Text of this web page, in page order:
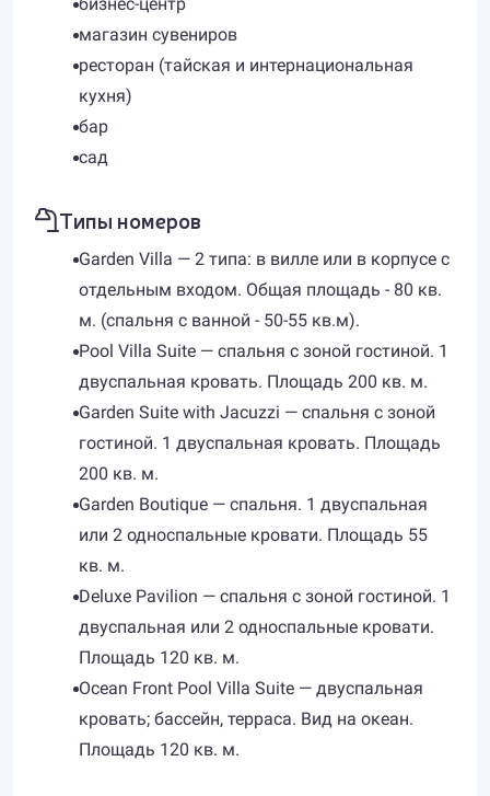
магазин сувениров
ресторан (тайская и интернациональная
кухня)
бар
сад
Типы номеров
Garden Villa — 2 типа: в вилле или в корпусе с
отдельным входом. Общая площадь - 80 кв.
м. (спальня с ванной - 50-55 кв.м).
Pool Villa Suite — спальня с зоной гостиной. 1
двуспальная кровать. Площадь 200 кв. м.
Garden Suite with Jacuzzi — спальня с зоной
гостиной. 1 двуспальная кровать. Площадь
200 кв. м.
Garden Boutique — спальня. 1 двуспальная
или 2 односпальные кровати. Площадь 55
кв. м.
Deluxe Pavilion — спальня с зоной гостиной. 1
двуспальная или 2 односпальные кровати.
Площадь 120 кв. м.
Ocean Front Pool Villa Suite — двуспальная
кровать; бассейн, терраса. Вид на океан.
Площадь 120 кв. м.